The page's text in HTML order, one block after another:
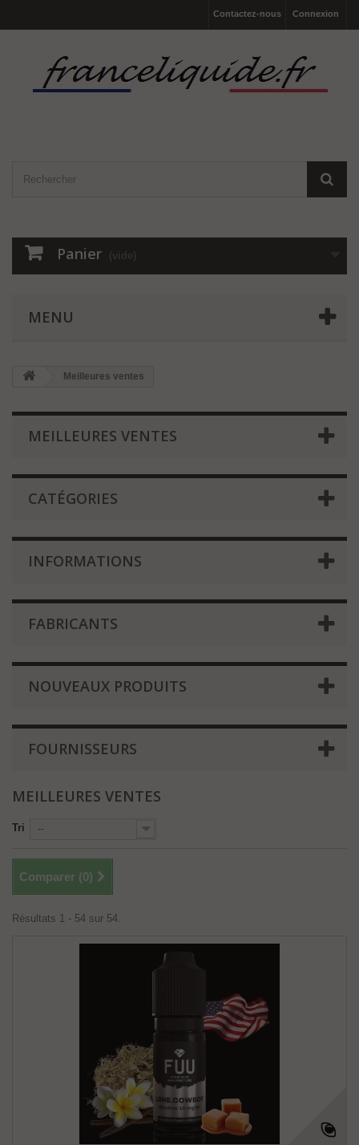
Connexion
Contactez-nous
Panier (vide)
MENU
Meilleures ventes
MEILLEURES VENTES
CATÉGORIES
INFORMATIONS
FABRICANTS
NOUVEAUX PRODUITS
FOURNISSEURS
MEILLEURES VENTES
Tri --
Comparer (0)
Résultats 1 - 54 sur 54.